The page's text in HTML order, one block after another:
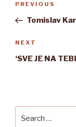
Previous
Post
PREVIOUS
Tomislav
Next
Post
NEXT
‘SVE JE NA
for: